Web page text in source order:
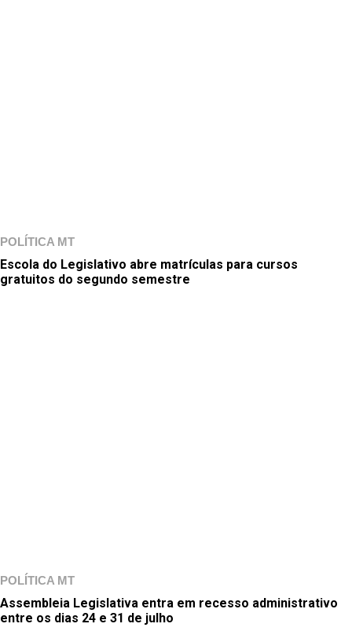
POLÍTICA MT
Escola do Legislativo abre matrículas para cursos
gratuitos do segundo semestre
POLÍTICA MT
Assembleia Legislativa entra em recesso administrativo
entre os dias 24 e 31 de julho